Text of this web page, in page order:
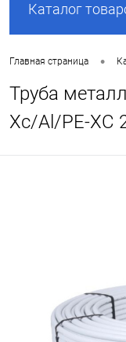
Каталог
Главная страница •
Труба
Xc/Al/PE-XC